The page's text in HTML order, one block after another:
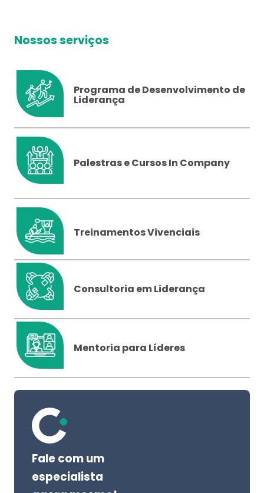
Nossos serviços
Programa de Desenvolvimento de
Liderança
Palestras e Cursos In Company
Treinamentos Vivenciais
Consultoria em Liderança
Mentoria para Líderes
Fale com um
especialista